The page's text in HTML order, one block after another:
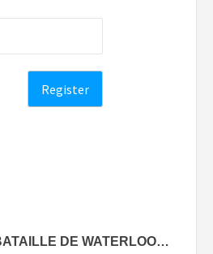
DE WATERLOO…